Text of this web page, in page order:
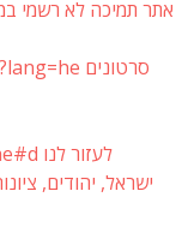
https://ozma-yeudit.com/catalog-video/?lang=he סרטונים
https://ozma-yeudit.com/about/?lang=he#d לעזור לנו